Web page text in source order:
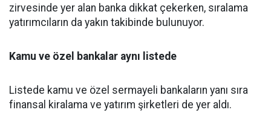
zirvesinde yer alan banka dikkat çekerken, sıralama
yatırımcıların da yakın takibinde bulunuyor.
Kamu ve özel bankalar aynı listede
Listede kamu ve özel sermayeli bankaların yanı sıra
finansal kiralama ve yatırım şirketleri de yer aldı.